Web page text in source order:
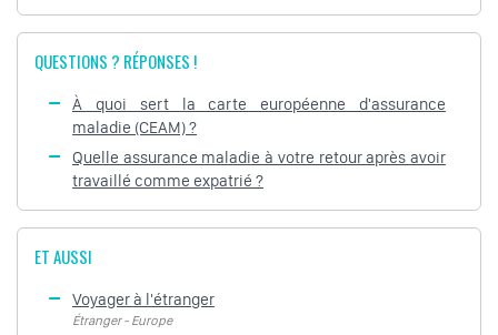
QUESTIONS ? RÉPONSES !
À quoi sert la carte européenne d'assurance
maladie (CEAM) ?
Quelle assurance maladie à votre retour après avoir
travaillé comme expatrié ?
ET AUSSI
Voyager à l'étranger
Étranger - Europe